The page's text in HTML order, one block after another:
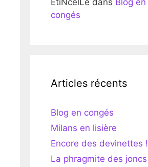
congés
Articles récents
Blog en congés
Milans en lisière
Encore des devinettes !
La phragmite des joncs